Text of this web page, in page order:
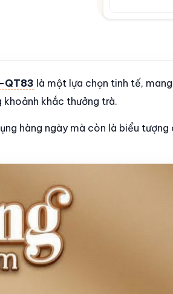
QT83 là một lựa chọn tinh tế,
khắc thưởng trà.
hàng ngày mà còn là biểu tượng